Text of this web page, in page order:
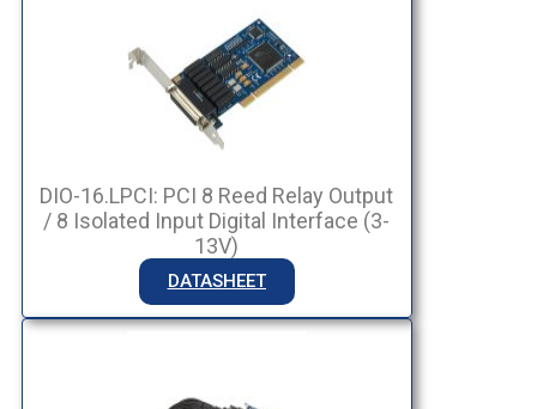
DIO-16.LPCI: PCI 8 Reed Relay Output
/ 8 Isolated Input Digital Interface (3-
13V)
DATASHEET